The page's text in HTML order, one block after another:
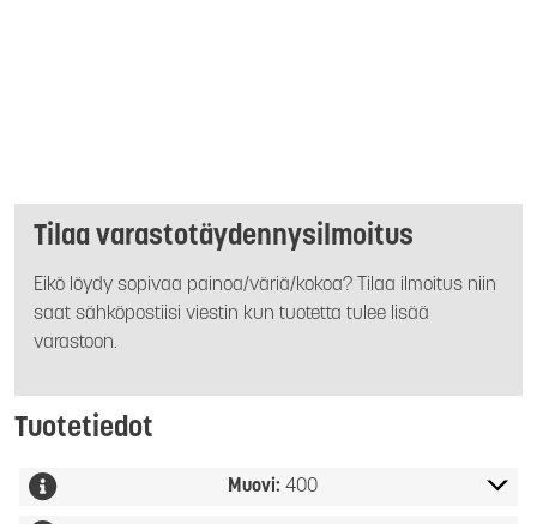
Tilaa varastotäydennysilmoitus
Eikö löydy sopivaa painoa/väriä/kokoa? Tilaa ilmoitus niin
saat sähköpostiisi viestin kun tuotetta tulee lisää
varastoon.
Tuotetiedot
Muovi: 400